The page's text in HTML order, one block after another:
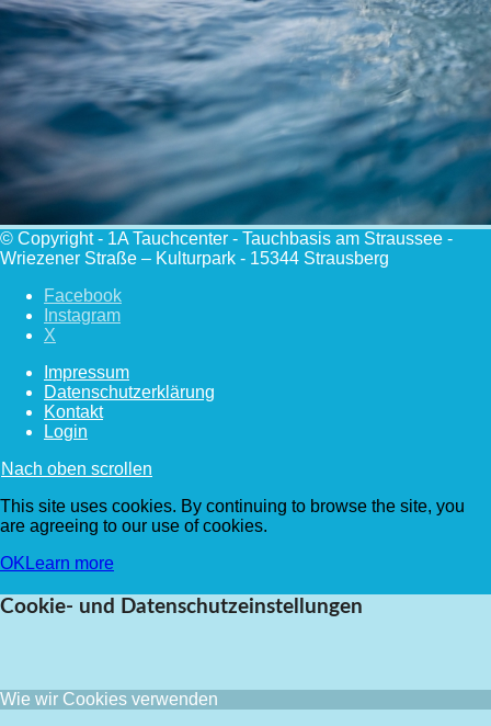
© Copyright - 1A Tauchcenter - Tauchbasis am Straussee -
Wriezener Straße – Kulturpark - 15344 Strausberg
Facebook
Instagram
X
Impressum
Datenschutzerklärung
Kontakt
Login
Nach oben scrollen
This site uses cookies. By continuing to browse the site, you
are agreeing to our use of cookies.
OK Learn more
Cookie- und Datenschutzeinstellungen
Wie wir Cookies verwenden